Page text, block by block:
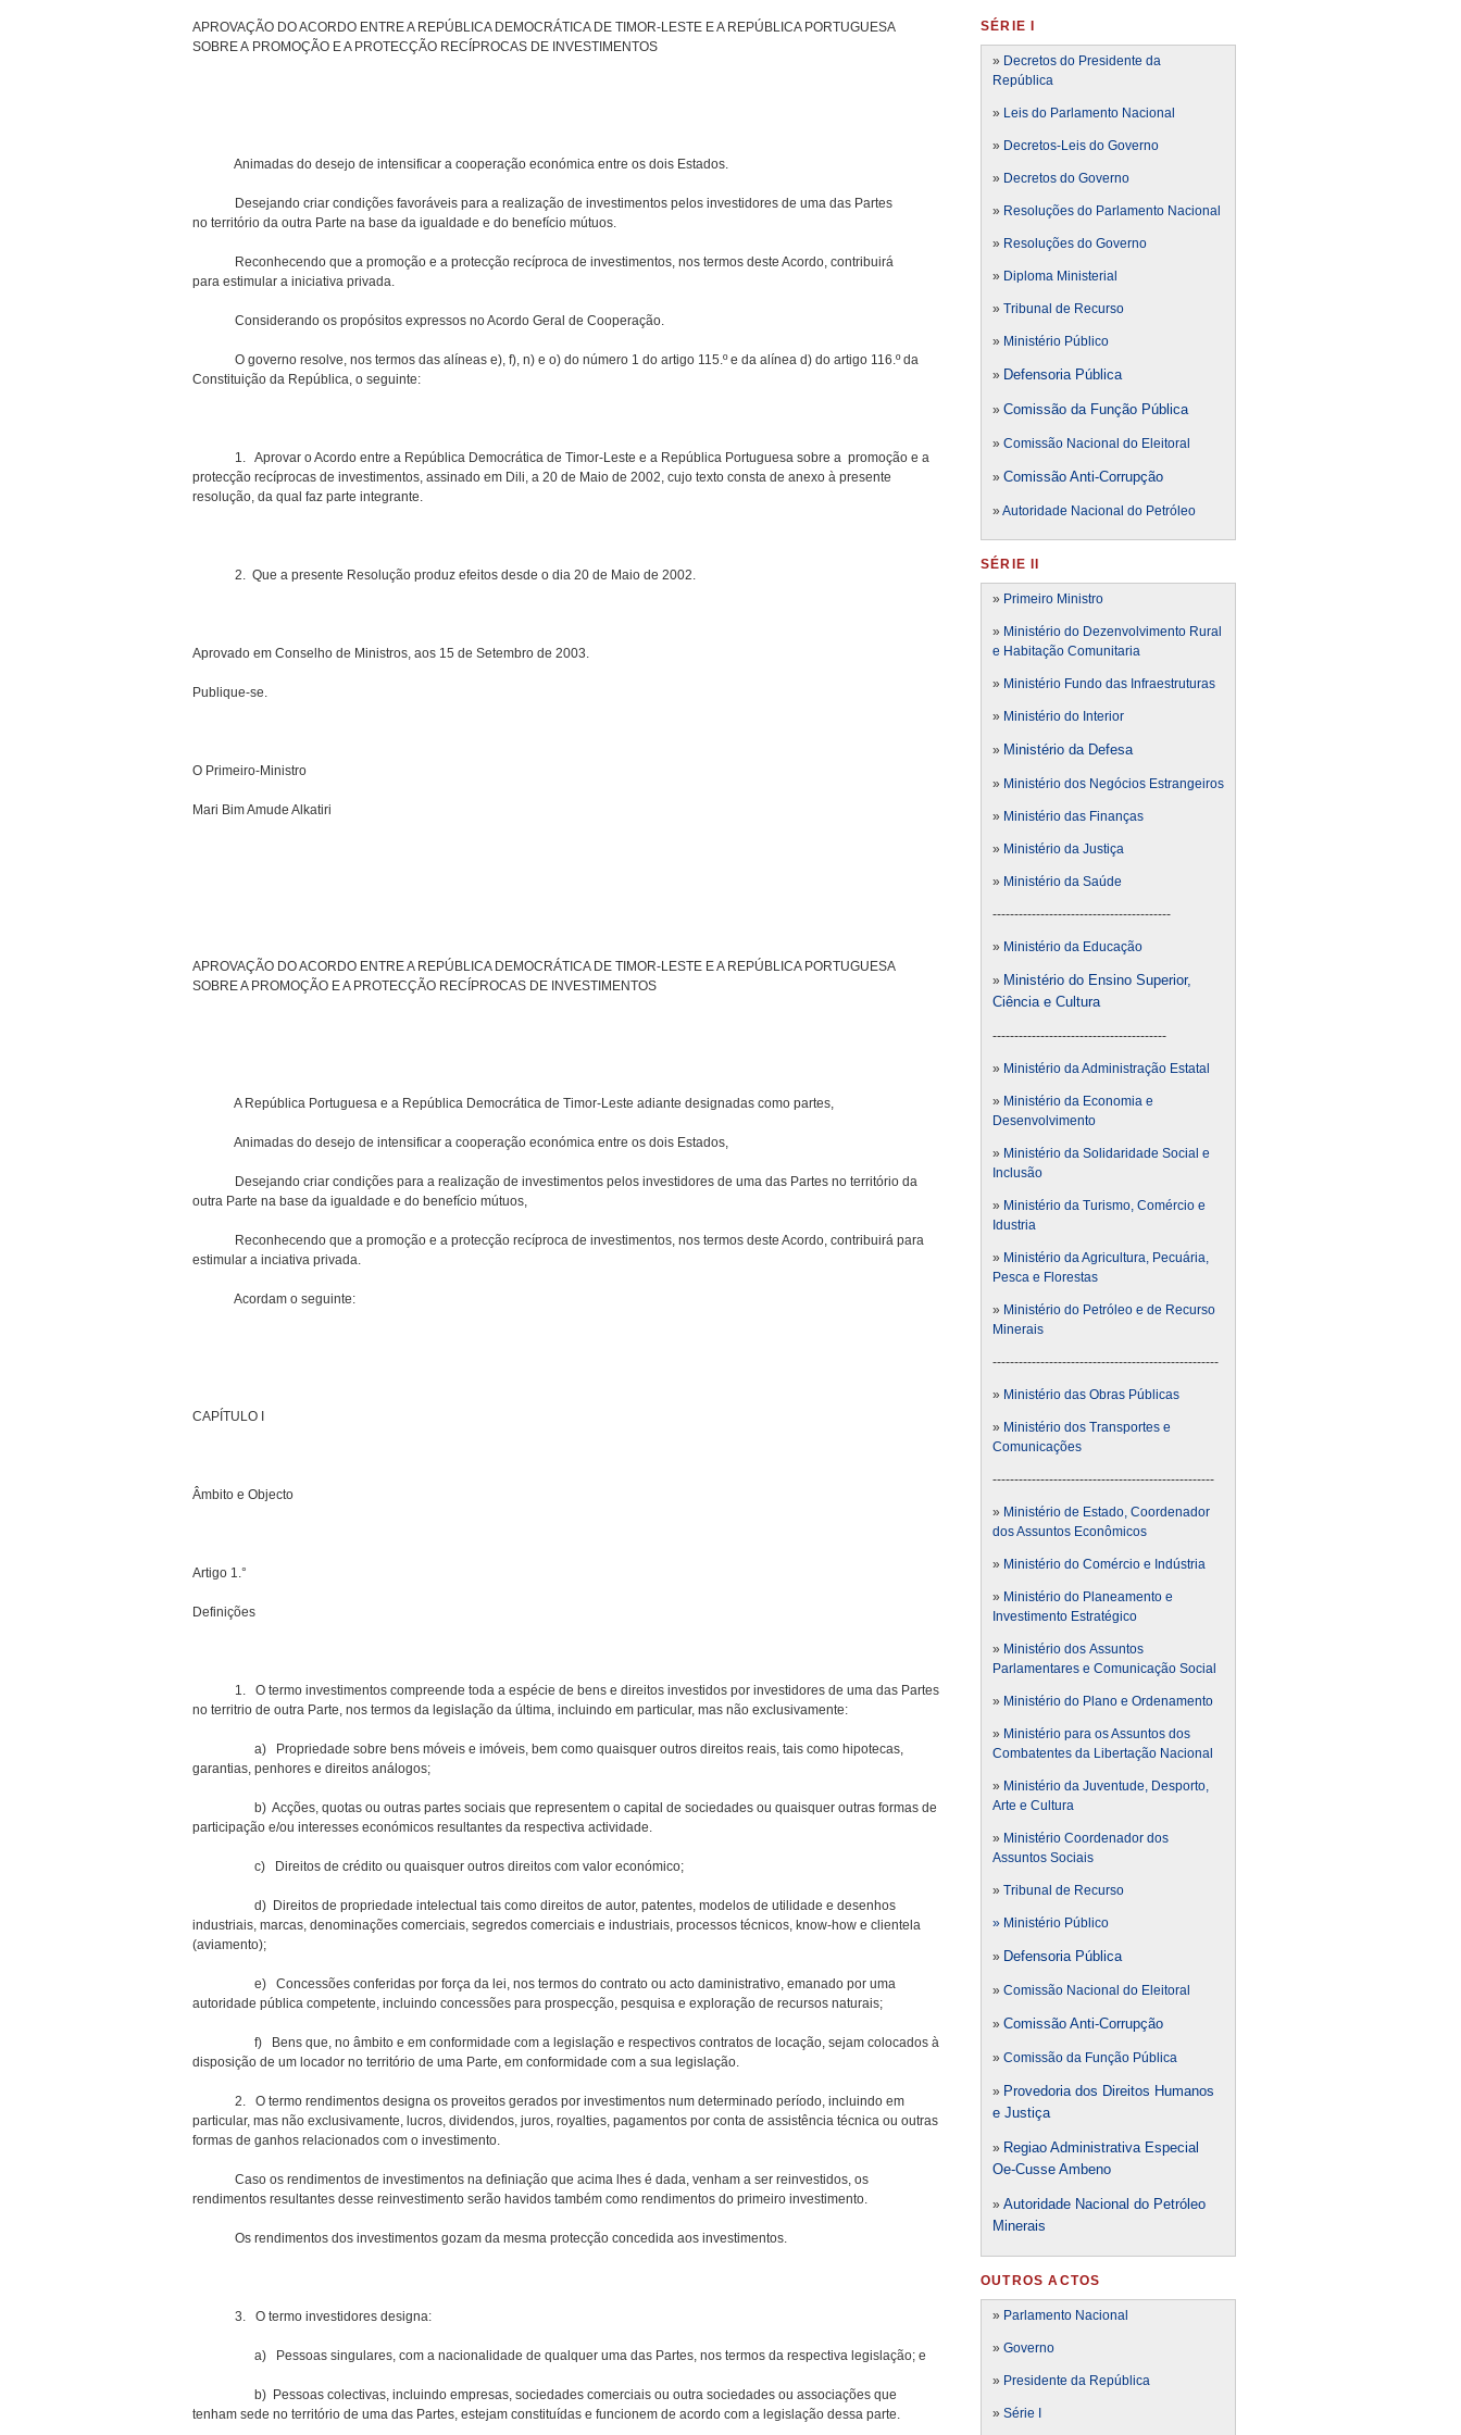
APROVAÇÃO DO ACORDO ENTRE A REPÚBLICA DEMOCRÁTICA DE TIMOR-LESTE E A REPÚBLICA PORTUGUESA
SOBRE A PROMOÇÃO E A PROTECÇÃO RECÍPROCAS DE INVESTIMENTOS
Animadas do desejo de intensificar a cooperação económica entre os dois Estados.
Desejando criar condições favoráveis para a realização de investimentos pelos investidores de uma das Partes
no território da outra Parte na base da igualdade e do benefício mútuos.
Reconhecendo que a promoção e a protecção recíproca de investimentos, nos termos deste Acordo, contribuirá
para estimular a iniciativa privada.
Considerando os propósitos expressos no Acordo Geral de Cooperação.
O governo resolve, nos termos das alíneas e), f), n) e o) do número 1 do artigo 115.º e da alínea d) do artigo 116.º da
Constituição da República, o seguinte:
1. Aprovar o Acordo entre a República Democrática de Timor-Leste e a República Portuguesa sobre a promoção e a
protecção recíprocas de investimentos, assinado em Dili, a 20 de Maio de 2002, cujo texto consta de anexo à presente
resolução, da qual faz parte integrante.
2. Que a presente Resolução produz efeitos desde o dia 20 de Maio de 2002.
Aprovado em Conselho de Ministros, aos 15 de Setembro de 2003.
Publique-se.
O Primeiro-Ministro
Mari Bim Amude Alkatiri
APROVAÇÃO DO ACORDO ENTRE A REPÚBLICA DEMOCRÁTICA DE TIMOR-LESTE E A REPÚBLICA PORTUGUESA
SOBRE A PROMOÇÃO E A PROTECÇÃO RECÍPROCAS DE INVESTIMENTOS
A República Portuguesa e a República Democrática de Timor-Leste adiante designadas como partes,
Animadas do desejo de intensificar a cooperação económica entre os dois Estados,
Desejando criar condições para a realização de investimentos pelos investidores de uma das Partes no território da
outra Parte na base da igualdade e do benefício mútuos,
Reconhecendo que a promoção e a protecção recíproca de investimentos, nos termos deste Acordo, contribuirá para
estimular a inciativa privada.
Acordam o seguinte:
CAPÍTULO I
Âmbito e Objecto
Artigo 1.°
Definições
1. O termo investimentos compreende toda a espécie de bens e direitos investidos por investidores de uma das Partes
no territrio de outra Parte, nos termos da legislação da última, incluindo em particular, mas não exclusivamente:
a) Propriedade sobre bens móveis e imóveis, bem como quaisquer outros direitos reais, tais como hipotecas,
garantias, penhores e direitos análogos;
b) Acções, quotas ou outras partes sociais que representem o capital de sociedades ou quaisquer outras formas de
participação e/ou interesses económicos resultantes da respectiva actividade.
c) Direitos de crédito ou quaisquer outros direitos com valor económico;
d) Direitos de propriedade intelectual tais como direitos de autor, patentes, modelos de utilidade e desenhos
industriais, marcas, denominações comerciais, segredos comerciais e industriais, processos técnicos, know-how e clientela
(aviamento);
e) Concessões conferidas por força da lei, nos termos do contrato ou acto daministrativo, emanado por uma
autoridade pública competente, incluindo concessões para prospecção, pesquisa e exploração de recursos naturais;
f) Bens que, no âmbito e em conformidade com a legislação e respectivos contratos de locação, sejam colocados à
disposição de um locador no território de uma Parte, em conformidade com a sua legislação.
2. O termo rendimentos designa os proveitos gerados por investimentos num determinado período, incluindo em
particular, mas não exclusivamente, lucros, dividendos, juros, royalties, pagamentos por conta de assistência técnica ou outras
formas de ganhos relacionados com o investimento.
Caso os rendimentos de investimentos na definiação que acima lhes é dada, venham a ser reinvestidos, os
rendimentos resultantes desse reinvestimento serão havidos também como rendimentos do primeiro investimento.
Os rendimentos dos investimentos gozam da mesma protecção concedida aos investimentos.
3. O termo investidores designa:
a) Pessoas singulares, com a nacionalidade de qualquer uma das Partes, nos termos da respectiva legislação; e
b) Pessoas colectivas, incluindo empresas, sociedades comerciais ou outra sociedades ou associações que
tenham sede no território de uma das Partes, estejam constituídas e funcionem de acordo com a legislação dessa parte.
SÉRIE I
» Decretos do Presidente da
República
» Leis do Parlamento Nacional
» Decretos-Leis do Governo
» Decretos do Governo
» Resoluções do Parlamento Nacional
» Resoluções do Governo
» Diploma Ministerial
» Tribunal de Recurso
» Ministério Público
» Defensoria Pública
» Comissão da Função Pública
» Comissão Nacional do Eleitoral
» Comissão Anti-Corrupção
» Autoridade Nacional do Petróleo
SÉRIE II
» Primeiro Ministro
» Ministério do Dezenvolvimento Rural
e Habitação Comunitaria
» Ministério Fundo das Infraestruturas
» Ministério do Interior
» Ministério da Defesa
» Ministério dos Negócios Estrangeiros
» Ministério das Finanças
» Ministério da Justiça
» Ministério da Saúde
-----------------------------------------
» Ministério da Educação
» Ministério do Ensino Superior,
Ciência e Cultura
----------------------------------------
» Ministério da Administração Estatal
» Ministério da Economia e
Desenvolvimento
» Ministério da Solidaridade Social e
Inclusão
» Ministério da Turismo, Comércio e
Idustria
» Ministério da Agricultura, Pecuária,
Pesca e Florestas
» Ministério do Petróleo e de Recurso
Minerais
----------------------------------------------------
» Ministério das Obras Públicas
» Ministério dos Transportes e
Comunicações
---------------------------------------------------
» Ministério de Estado, Coordenador
dos Assuntos Econômicos
» Ministério do Comércio e Indústria
» Ministério do Planeamento e
Investimento Estratégico
» Ministério dos Assuntos
Parlamentares e Comunicação Social
» Ministério do Plano e Ordenamento
» Ministério para os Assuntos dos
Combatentes da Libertação Nacional
» Ministério da Juventude, Desporto,
Arte e Cultura
» Ministério Coordenador dos
Assuntos Sociais
» Tribunal de Recurso
» Ministério Público
» Defensoria Pública
» Comissão Nacional do Eleitoral
» Comissão Anti-Corrupção
» Comissão da Função Pública
» Provedoria dos Direitos Humanos
e Justiça
» Regiao Administrativa Especial
Oe-Cusse Ambeno
» Autoridade Nacional do Petróleo
Minerais
OUTROS ACTOS
» Parlamento Nacional
» Governo
» Presidente da República
» Série I